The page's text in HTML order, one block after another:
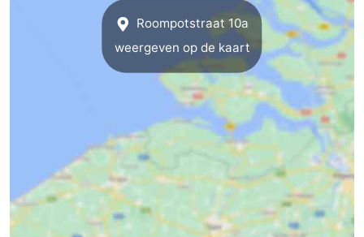
Cadzand
Natuur
Weer
Roompotstraat 10a
weergeven op de kaart